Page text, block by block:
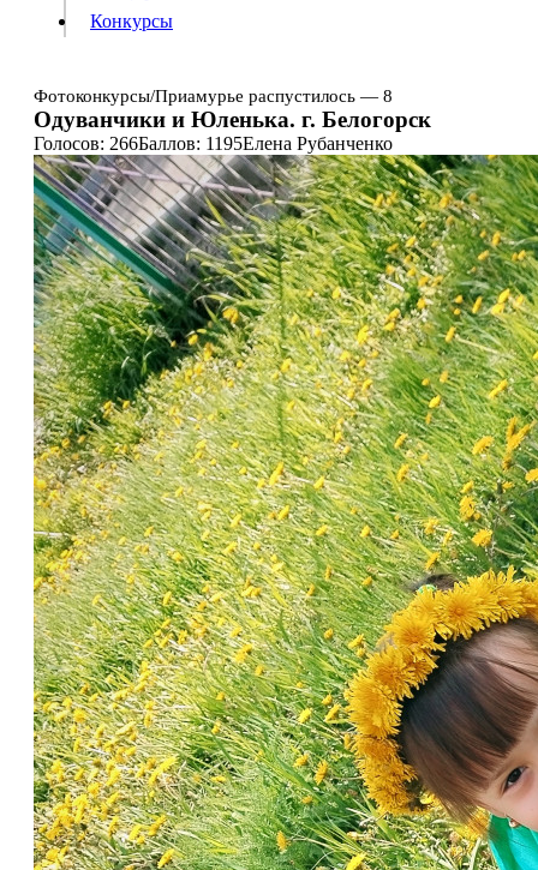
ИнформацияПодпискаРекламаВсе новостиАрхив
Конкурсы
Фотоконкурсы/Приамурье распустилось — 8
Одуванчики и Юленька. г. Белогорск
Голосов: 266Баллов: 1195Елена Рубанченко